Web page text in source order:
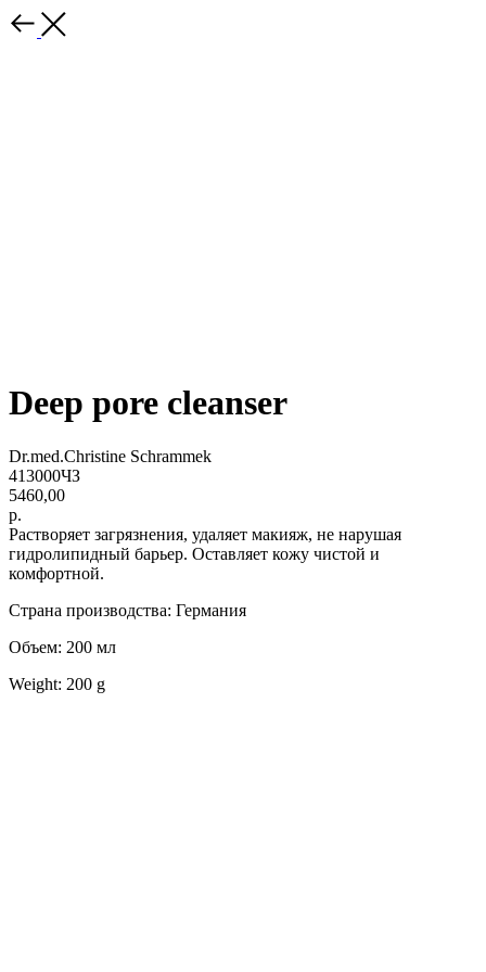
Deep pore cleanser
Dr.med.Christine Schrammek
413000ЧЗ
5460,00
р.
Растворяет загрязнения, удаляет макияж, не нарушая
гидролипидный барьер. Оставляет кожу чистой и
комфортной.
Страна производства: Германия
Объем: 200 мл
Weight: 200 g